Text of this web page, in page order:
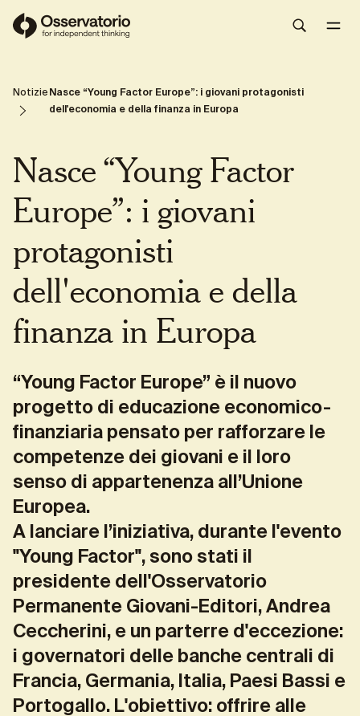
Notizie Nasce “Young Factor Europe”: i giovani protagonisti
dell'economia e della finanza in Europa
Nasce “Young Factor
Europe”: i giovani
protagonisti
dell'economia e della
finanza in Europa
“Young Factor Europe” è il nuovo
progetto di educazione economico-
finanziaria pensato per rafforzare le
competenze dei giovani e il loro
senso di appartenenza all’Unione
Europea.
A lanciare l’iniziativa, durante l'evento
"Young Factor", sono stati il
presidente dell'Osservatorio
Permanente Giovani-Editori, Andrea
Ceccherini, e un parterre d'eccezione:
i governatori delle banche centrali di
Francia, Germania, Italia, Paesi Bassi e
Portogallo. L'obiettivo: offrire alle
Young Factor Europe Share